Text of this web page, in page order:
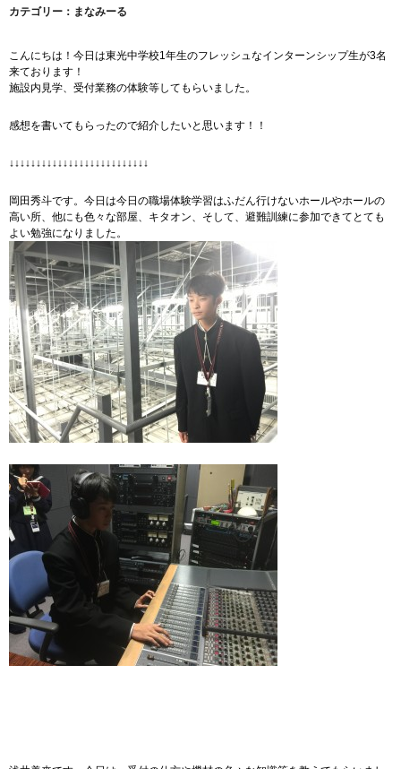
カテゴリー： まなみーる
こんにちは！今日は東光中学校1年生のフレッシュなインターンシップ生が3名
来ております！
施設内見学、受付業務の体験等してもらいました。
感想を書いてもらったので紹介したいと思います！！
↓↓↓↓↓↓↓↓↓↓↓↓↓↓↓↓↓↓↓↓↓↓↓↓↓↓
岡田秀斗です。今日は今日の職場体験学習はふだん行けないホールやホールの
高い所、他にも色々な部屋、キタオン、そして、避難訓練に参加できてとても
よい勉強になりました。